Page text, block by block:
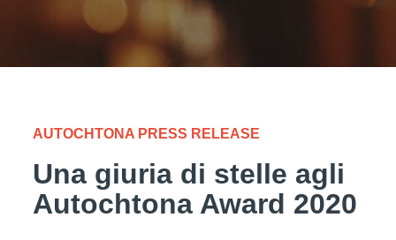
AUTOCHTONA PRESS RELEASE
Una giuria di stelle agli
Autochtona Award 2020